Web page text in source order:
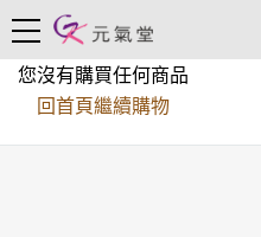
您沒有購買任何商品
回首頁繼續購物